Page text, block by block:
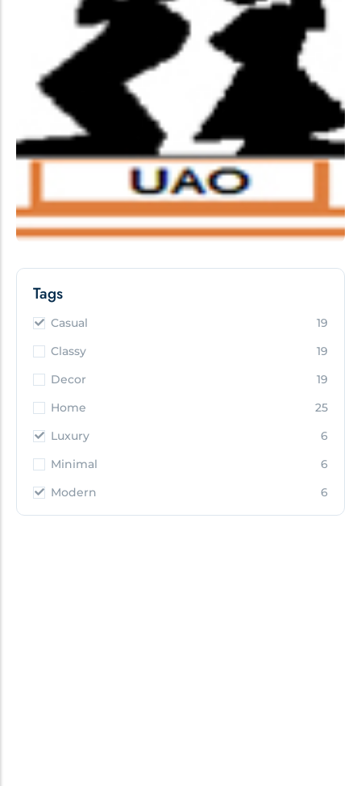
Tags
Casual
19
Classy
19
Decor
19
Home
25
Luxury
6
Minimal
6
Modern
6